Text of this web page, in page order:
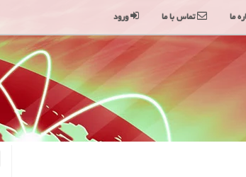
ما تماس با ما ورود